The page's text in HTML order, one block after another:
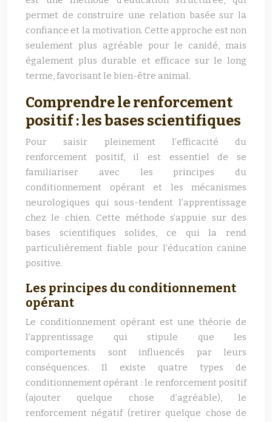
permet de construire une relation basée sur la
confiance et la motivation. Cette approche est non
seulement plus agréable pour le canidé, mais
également plus durable et efficace sur le long
terme, favorisant le bien-être animal.
Comprendre le renforcement
positif : les bases scientifiques
Pour saisir pleinement l’efficacité du
renforcement positif, il est essentiel de se
familiariser avec les principes du
conditionnement opérant et les mécanismes
neurologiques qui sous-tendent l’apprentissage
chez le chien. Cette méthode s’appuie sur des
bases scientifiques solides, ce qui la rend
particulièrement fiable pour l’éducation canine
positive.
Les principes du conditionnement
opérant
Le conditionnement opérant est une théorie de
l’apprentissage qui stipule que les
comportements sont influencés par leurs
conséquences. Il existe quatre types de
conditionnement opérant : le renforcement positif
(ajouter quelque chose d’agréable), le
renforcement négatif (retirer quelque chose de